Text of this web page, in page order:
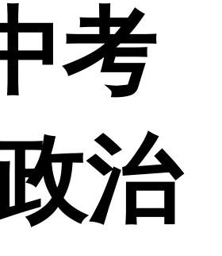
考
治